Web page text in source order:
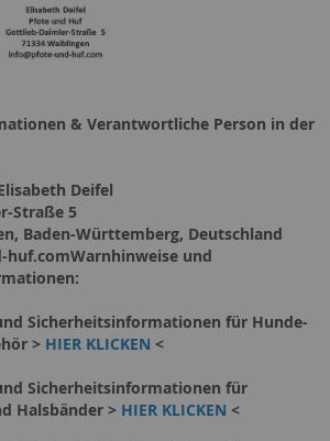
& Verantwortliche Person in der
Deifel
Straße 5
Baden-Württemberg, Deutschland
huf.comWarnhinweise und
Sicherheitsinformationen für Hunde-
> HIER KLICKEN <
Sicherheitsinformationen für
Halsbänder > HIER KLICKEN <